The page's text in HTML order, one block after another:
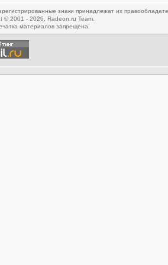
знаки принадлежат их
© 2001 - 2026, Radeon.ru Team.
материалов запрещена.